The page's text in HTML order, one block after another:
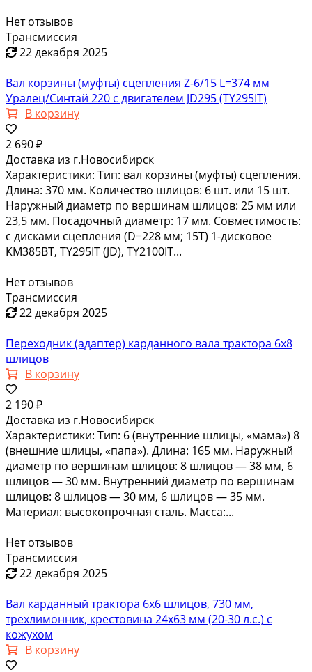
Нет отзывов
Трансмиссия
22 декабря 2025
Вал корзины (муфты) сцепления Z-6/15 L=374 мм
Уралец/Синтай 220 с двигателем JD295 (TY295IT)
В корзину
2 690 ₽
Доставка из г.Новосибирск
Характеристики: Тип: вал корзины (муфты) сцепления.
Длина: 370 мм. Количество шлицов: 6 шт. или 15 шт.
Наружный диаметр по вершинам шлицов: 25 мм или
23,5 мм. Посадочный диаметр: 17 мм. Совместимость:
с дисками сцепления (D=228 мм; 15Т) 1-дисковое
КМ385ВТ, TY295IT (JD), TY2100IT...
Нет отзывов
Трансмиссия
22 декабря 2025
Переходник (адаптер) карданного вала трактора 6х8
шлицов
В корзину
2 190 ₽
Доставка из г.Новосибирск
Характеристики: Тип: 6 (внутренние шлицы, «мама») 8
(внешние шлицы, «папа»). Длина: 165 мм. Наружный
диаметр по вершинам шлицов: 8 шлицов — 38 мм, 6
шлицов — 30 мм. Внутренний диаметр по вершинам
шлицов: 8 шлицов — 30 мм, 6 шлицов — 35 мм.
Материал: высокопрочная сталь. Масса:...
Нет отзывов
Трансмиссия
22 декабря 2025
Вал карданный трактора 6х6 шлицов, 730 мм,
трехлимонник, крестовина 24х63 мм (20-30 л.с.) с
кожухом
В корзину